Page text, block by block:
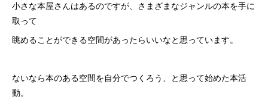
小さな本屋さんはあるのですが、さまざまなジャンルの本を手に
取って
眺めることができる空間があったらいいなと思っています。
ないなら本のある空間を自分でつくろう、と思って始めた本活
動。